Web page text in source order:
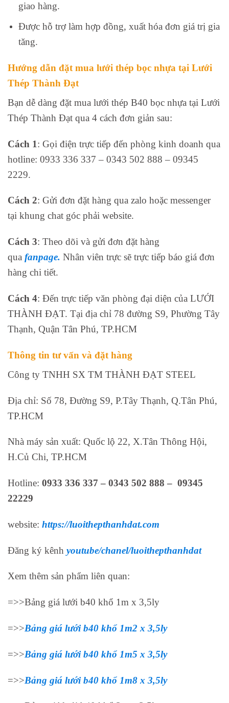
giao hàng.
Được hỗ trợ làm hợp đồng, xuất hóa đơn giá trị gia
tăng.
Hướng dẫn đặt mua lưới thép bọc nhựa tại Lưới
Thép Thành Đạt
Bạn dễ dàng đặt mua lưới thép B40 bọc nhựa tại Lưới
Thép Thành Đạt qua 4 cách đơn giản sau:
Cách 1: Gọi điện trực tiếp đến phòng kinh doanh qua
hotline: 0933 336 337 – 0343 502 888 – 09345
2229.
Cách 2: Gửi đơn đặt hàng qua zalo hoặc messenger
tại khung chat góc phải website.
Cách 3: Theo dõi và gửi đơn đặt hàng
qua fanpage. Nhân viên trực sẽ trực tiếp báo giá đơn
hàng chi tiết.
Cách 4: Đến trực tiếp văn phòng đại diện của LƯỚI
THÀNH ĐẠT. Tại địa chỉ 78 đường S9, Phường Tây
Thạnh, Quận Tân Phú, TP.HCM
Thông tin tư vấn và đặt hàng
Công ty TNHH SX TM THÀNH ĐẠT STEEL
Địa chỉ: Số 78, Đường S9, P.Tây Thạnh, Q.Tân Phú,
TP.HCM
Nhà máy sản xuất: Quốc lộ 22, X.Tân Thông Hội,
H.Củ Chi, TP.HCM
Hotline: 0933 336 337 – 0343 502 888 – 09345
22229
website: https://luoithepthanhdat.com
Đăng ký kênh youtube/chanel/luoithepthanhdat
Xem thêm sản phẩm liên quan:
=>>Bảng giá lưới b40 khổ 1m x 3,5ly
=>>Bảng giá lưới b40 khổ 1m2 x 3,5ly
=>>Bảng giá lưới b40 khổ 1m5 x 3,5ly
=>>Bảng giá lưới b40 khổ 1m8 x 3,5ly